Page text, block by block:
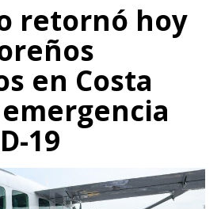
retornó hoy
en Costa
19